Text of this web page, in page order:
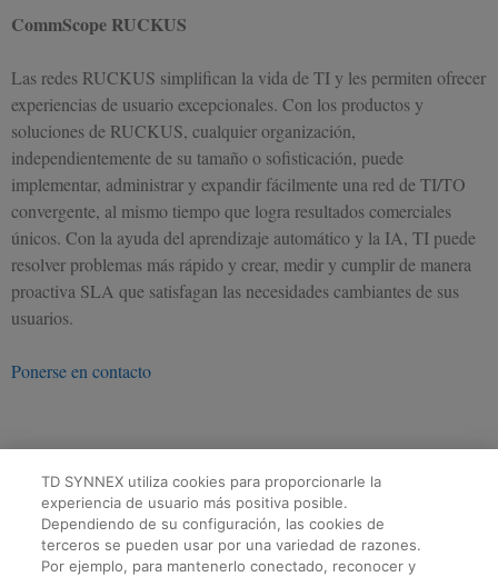
CommScope RUCKUS
Las redes RUCKUS simplifican la vida de TI y les permiten ofrecer
experiencias de usuario excepcionales. Con los productos y
soluciones de RUCKUS, cualquier organización,
independientemente de su tamaño o sofisticación, puede
implementar, administrar y expandir fácilmente una red de TI/TO
convergente, al mismo tiempo que logra resultados comerciales
únicos. Con la ayuda del aprendizaje automático y la IA, TI puede
resolver problemas más rápido y crear, medir y cumplir de manera
proactiva SLA que satisfagan las necesidades cambiantes de sus
usuarios.
Ponerse en contacto
TD SYNNEX utiliza cookies para proporcionarle la
experiencia de usuario más positiva posible.
Dependiendo de su configuración, las cookies de
terceros se pueden usar por una variedad de razones.
Por ejemplo, para mantenerlo conectado, reconocer y